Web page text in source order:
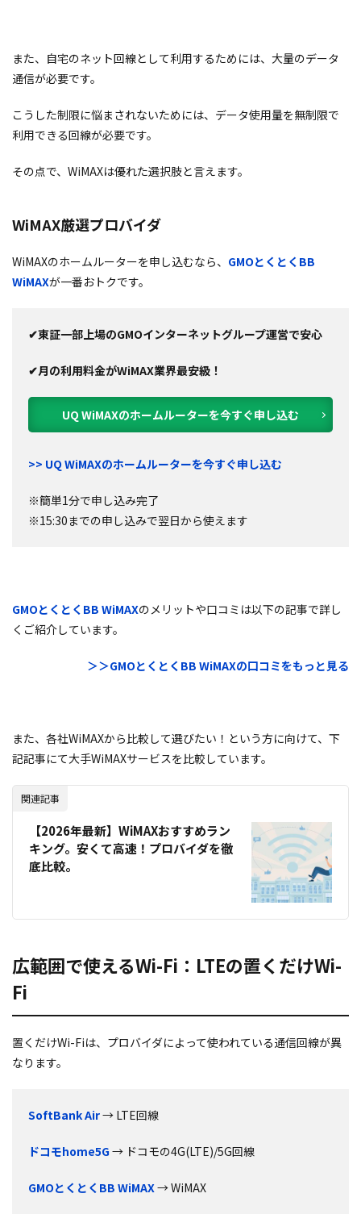
また、自宅のネット回線として利用するためには、大量のデータ
通信が必要です。
こうした制限に悩まされないためには、データ使用量を無制限で
利用できる回線が必要です。
その点で、WiMAXは優れた選択肢と言えます。
WiMAX厳選プロバイダ
WiMAXのホームルーターを申し込むなら、 GMOとくとくBB
WiMAXが一番おトクです。
✔東証一部上場のGMOインターネットグループ運営で安心
✔月の利用料金がWiMAX業界最安級！
UQ WiMAXのホームルーターを今すぐ申し込む
>> UQ WiMAXのホームルーターを今すぐ申し込む
※簡単1分で申し込み完了
※15:30までの申し込みで翌日から使えます
GMOとくとくBB WiMAXのメリットや口コミは以下の記事で詳し
くご紹介しています。
＞＞GMOとくとくBB WiMAXの口コミをもっと見る
また、各社WiMAXから比較して選びたい！という方に向けて、下
記記事にて大手WiMAXサービスを比較しています。
関連記事
【2026年最新】WiMAXおすすめラン
キング。安くて高速！プロバイダを徹
底比較。
広範囲で使えるWi-Fi：LTEの置くだけWi-
Fi
置くだけWi-Fiは、プロバイダによって使われている通信回線が異
なります。
SoftBank Air→ LTE回線
ドコモhome5G→ ドコモの4G(LTE)/5G回線
GMOとくとくBB WiMAX→ WiMAX